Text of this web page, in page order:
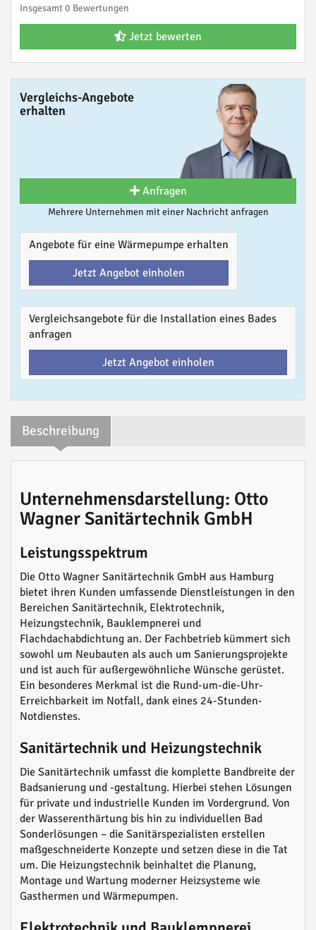
Insgesamt 0 Bewertungen
Jetzt bewerten
Vergleichs-Angebote
erhalten
Anfragen
Mehrere Unternehmen mit einer Nachricht anfragen
Angebote für eine Wärmepumpe erhalten
Jetzt Angebot einholen
Vergleichsangebote für die Installation eines Bades
anfragen
Jetzt Angebot einholen
Beschreibung
Unternehmensdarstellung: Otto
Wagner Sanitärtechnik GmbH
Leistungsspektrum
Die Otto Wagner Sanitärtechnik GmbH aus Hamburg
bietet ihren Kunden umfassende Dienstleistungen in den
Bereichen Sanitärtechnik, Elektrotechnik,
Heizungstechnik, Bauklempnerei und
Flachdachabdichtung an. Der Fachbetrieb kümmert sich
sowohl um Neubauten als auch um Sanierungsprojekte
und ist auch für außergewöhnliche Wünsche gerüstet.
Ein besonderes Merkmal ist die Rund-um-die-Uhr-
Erreichbarkeit im Notfall, dank eines 24-Stunden-
Notdienstes.
Sanitärtechnik und Heizungstechnik
Die Sanitärtechnik umfasst die komplette Bandbreite der
Badsanierung und -gestaltung. Hierbei stehen Lösungen
für private und industrielle Kunden im Vordergrund. Von
der Wasserenthärtung bis hin zu individuellen Bad
Sonderlösungen – die Sanitärspezialisten erstellen
maßgeschneiderte Konzepte und setzen diese in die Tat
um. Die Heizungstechnik beinhaltet die Planung,
Montage und Wartung moderner Heizsysteme wie
Gasthermen und Wärmepumpen.